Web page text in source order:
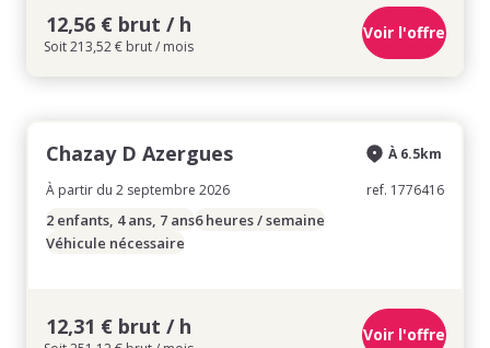
12,56 € brut / h
Soit 213,52 € brut / mois
Voir l'offre
Chazay D Azergues
À partir du 2 septembre 2026
À 6.5km
ref. 1776416
2 enfants, 4 ans, 7 ans6 heures / semaine
Véhicule nécessaire
12,31 € brut / h Voir l'offre